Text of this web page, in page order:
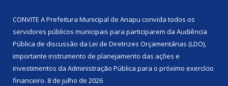
CONVITE A Prefeitura Municipal de Anapu convida todos os
servidores públicos municipais para participarem da Audiência
Pública de discussão da Lei de Diretrizes Orçamentárias (LDO),
importante instrumento de planejamento das ações e
investimentos da Administração Pública para o próximo exercício
financeiro. 8 de julho de 2026